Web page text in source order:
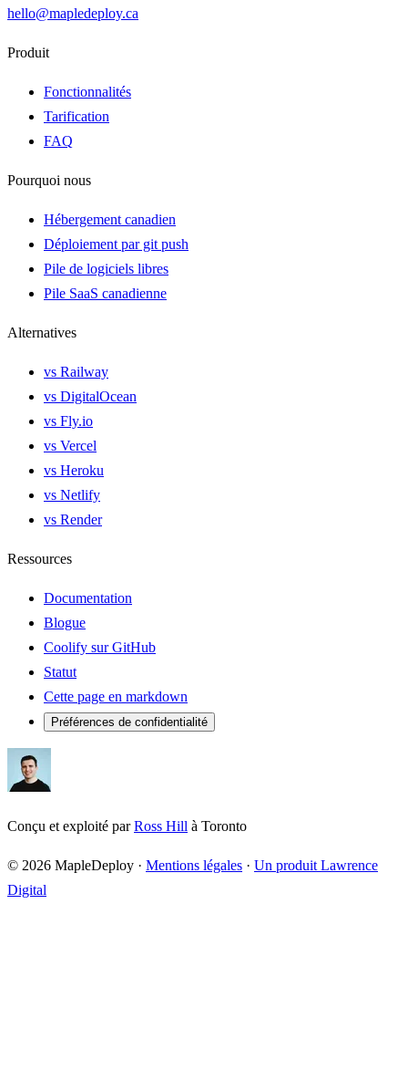
hello@mapledeploy.ca
Produit
Fonctionnalités
Tarification
FAQ
Pourquoi nous
Hébergement canadien
Déploiement par git push
Pile de logiciels libres
Pile SaaS canadienne
Alternatives
vs Railway
vs DigitalOcean
vs Fly.io
vs Vercel
vs Heroku
vs Netlify
vs Render
Ressources
Documentation
Blogue
Coolify sur GitHub
Statut
Cette page en markdown
Préférences de confidentialité
Conçu et exploité par Ross Hill à Toronto
© 2026 MapleDeploy · Mentions légales · Un produit Lawrence
Digital